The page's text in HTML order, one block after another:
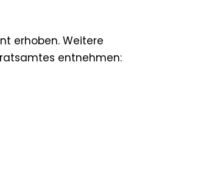
erhoben. Weitere
entnehmen: